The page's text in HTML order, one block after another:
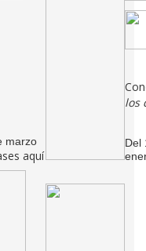
marzo
aquí
los
Del